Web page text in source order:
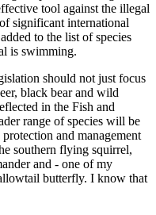
tool against the illegal
significant international
to the list of species
is swimming.
should not just focus
black bear and wild
in the Fish and
range of species will be
and management
southern flying squirrel,
and - one of my
butterfly. I know that